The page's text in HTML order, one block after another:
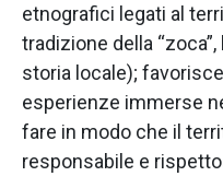
etnografici legati al
tradizione della
storia locale);
esperienze immerse
fare in modo che il
responsabile e